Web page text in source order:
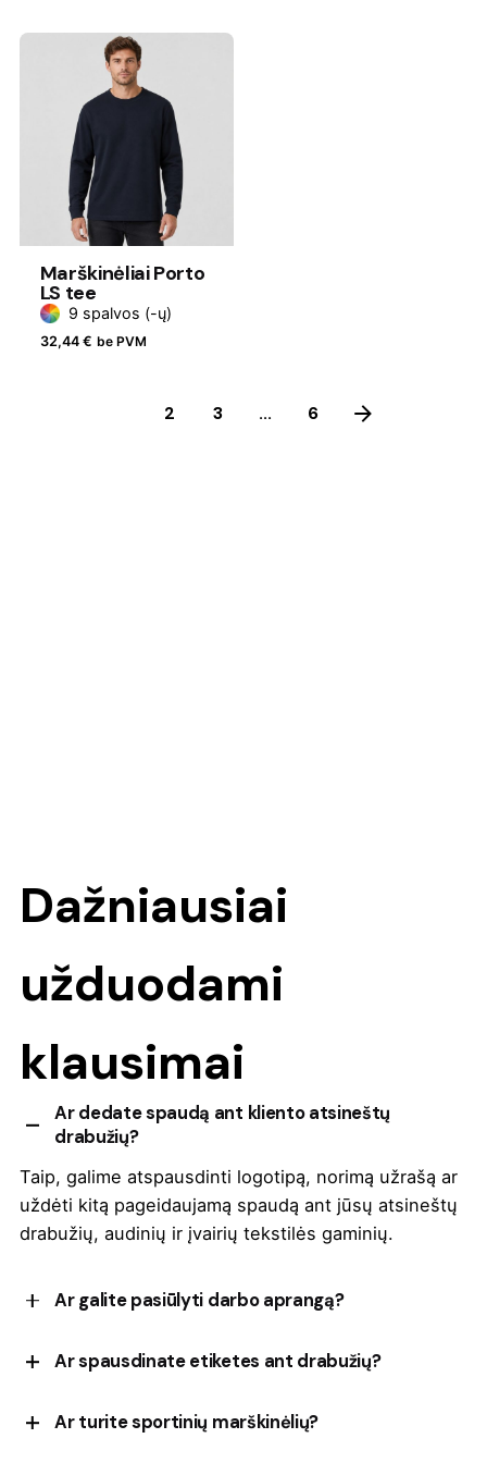
Marškinėliai Porto
LS tee
9 spalvos (-ų)
32,44 € be PVM
2 3 ... 6
Dažniausiai
užduodami
klausimai
Ar dedate spaudą ant kliento atsineštų
drabužių?
Taip, galime atspausdinti logotipą, norimą užrašą ar
uždėti kitą pageidaujamą spaudą ant jūsų atsineštų
drabužių, audinių ir įvairių tekstilės gaminių.
Ar galite pasiūlyti darbo aprangą?
Galime pasiūlyti aprangą darbuotojams:
marškinėlius, polo marškinėlius, įvairių tipų
ant kurių spausdiname logotipus ar norimus
Ar spausdinate etiketes ant drabužių?
Taip, galime itin kokybiškai atspausdinti įvairias
etiketes, įskaitant personalizuotas etiketes su jūsų
Ar turite sportinių marškinėlių?